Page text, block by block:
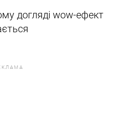
догляді wow-ефект